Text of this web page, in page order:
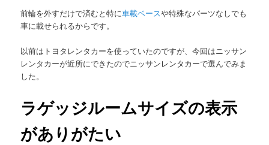
前輪を外すだけで済むと特に車載ベースや特殊なパーツなしでも
車に載せられるからです。
以前はトヨタレンタカーを使っていたのですが、今回はニッサン
レンタカーが近所にできたのでニッサンレンタカーで選んでみま
した。
ラゲッジルームサイズの表示
がありがたい